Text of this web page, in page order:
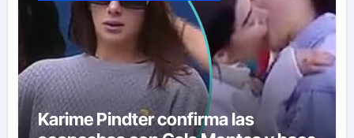
Karime Pindter confirma las